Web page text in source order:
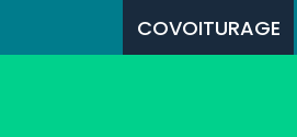
COVOITURAGE